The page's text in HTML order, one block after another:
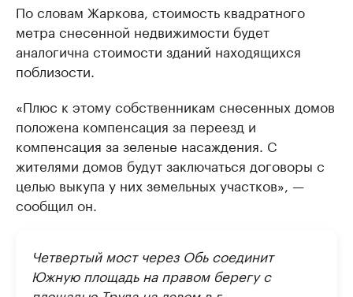
По словам Жаркова, стоимость квадратного
метра снесенной недвижимости будет
аналогична стоимости зданий находящихся
поблизости.
«Плюс к этому собственникам снесенных домов
положена компенсация за переезд и
компенсация за зеленые насаждения. С
жителями домов будут заключаться договоры с
целью выкупа у них земельных участков», —
сообщил он.
Четвертый мост через Обь соединит
Южную площадь на правом берегу с